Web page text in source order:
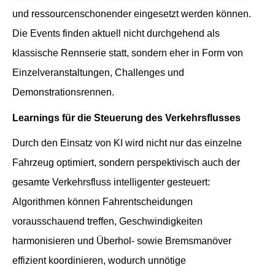
und ressourcenschonender eingesetzt werden können.
Die Events finden aktuell nicht durchgehend als
klassische Rennserie statt, sondern eher in Form von
Einzelveranstaltungen, Challenges und
Demonstrationsrennen.
Learnings für die Steuerung des Verkehrsflusses
Durch den Einsatz von KI wird nicht nur das einzelne
Fahrzeug optimiert, sondern perspektivisch auch der
gesamte Verkehrsfluss intelligenter gesteuert:
Algorithmen können Fahrentscheidungen
vorausschauend treffen, Geschwindigkeiten
harmonisieren und Überhol- sowie Bremsmanöver
effizient koordinieren, wodurch unnötige